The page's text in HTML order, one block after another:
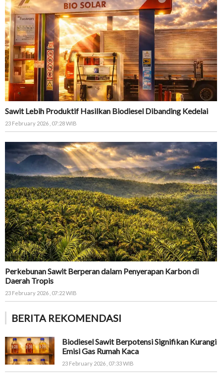
Sawit Lebih Produktif Hasilkan Biodiesel Dibanding Kedelai
23 February 2026 , 07:28 WIB
Perkebunan Sawit Berperan dalam Penyerapan Karbon di
Daerah Tropis
23 February 2026 , 07:22 WIB
BERITA REKOMENDASI
Biodiesel Sawit Berpotensi Signifikan Kurangi
Emisi Gas Rumah Kaca
23 February 2026 , 07:33 WIB